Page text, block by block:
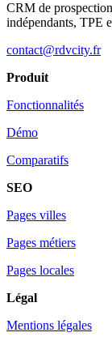
CRM de
indépendants, TPE
contact@rdvcity.fr
Produit
Fonctionnalités
Démo
Comparatifs
SEO
Pages villes
Pages métiers
Pages locales
Légal
Mentions légales